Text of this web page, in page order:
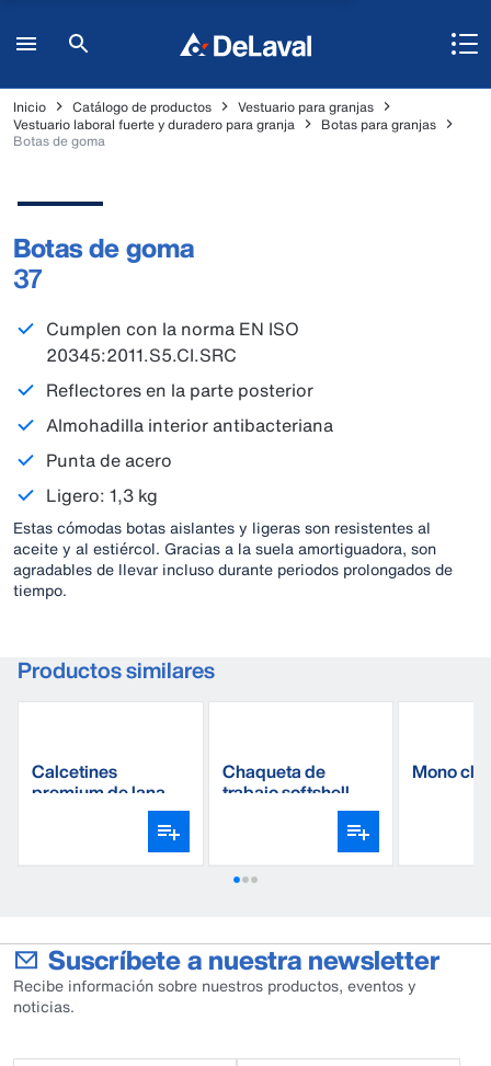
Inicio Catálogo de productos
Vestuario para granjas
Vestuario laboral fuerte y duradero para granja
Botas para granjas
Botas de goma
Botas de goma
37
Cumplen con la norma EN ISO
20345:2011.S5.CI.SRC
Reflectores en la parte posterior
Almohadilla interior antibacteriana
Punta de acero
Ligero: 1,3 kg
Estas cómodas botas aislantes y ligeras son resistentes al
aceite y al estiércol. Gracias a la suela amortiguadora, son
agradables de llevar incluso durante periodos prolongados de
tiempo.
Productos similares
Calcetines
premium de lana
Chaqueta de
trabajo softshell
Mono
Suscríbete a nuestra newsletter
Recibe información sobre nuestros productos, eventos y
noticias.